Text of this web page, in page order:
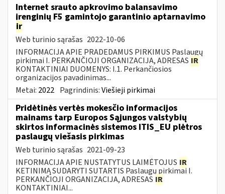
Internet srauto apkrovimo balansavimo
įrenginių F5 gamintojo garantinio aptarnavimo
ir
Web turinio sąrašas 2022-10-06
INFORMACIJA APIE PRADEDAMUS PIRKIMUS Paslaugų
pirkimai I. PERKANČIOJI ORGANIZACIJA, ADRESAS IR
KONTAKTINIAI DUOMENYS: I.1. Perkančiosios
organizacijos pavadinimas...
Metai: 2022 Pagrindinis:Viešieji pirkimai
Pridėtinės vertės mokesčio informacijos
mainams tarp Europos Sąjungos valstybių
skirtos informacinės sistemos ITIS_EU plėtros
paslaugų viešasis pirkimas
Web turinio sąrašas 2021-09-23
INFORMACIJA APIE NUSTATYTUS LAIMĖTOJUS IR
KETINIMĄ SUDARYTI SUTARTIS Paslaugų pirkimai I.
PERKANČIOJI ORGANIZACIJA, ADRESAS IR
KONTAKTINIAI...